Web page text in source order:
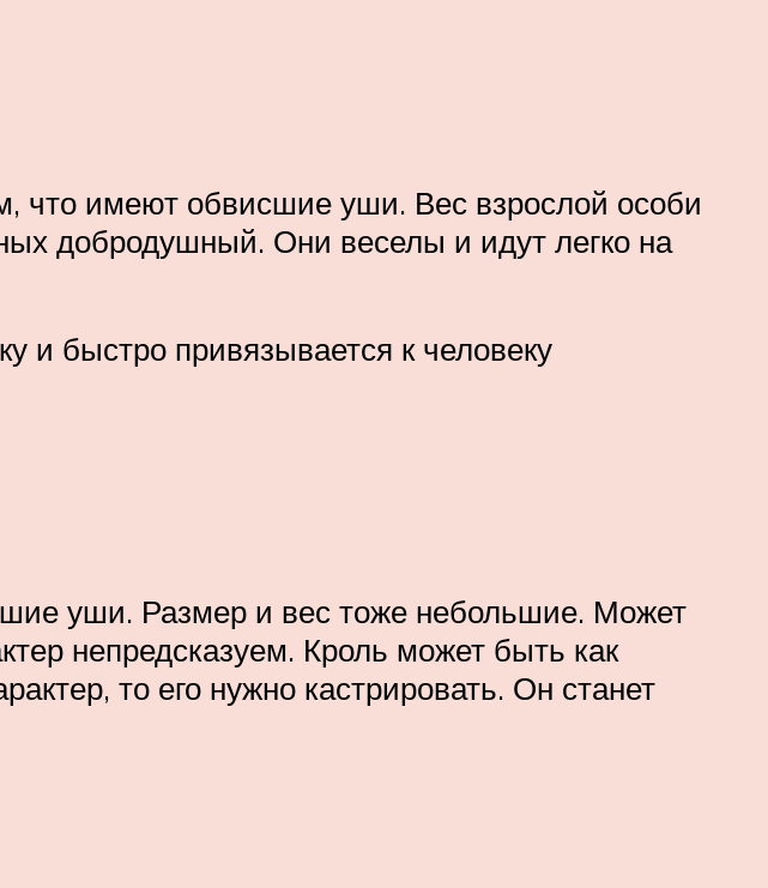
что имеют обвисшие уши. Вес взрослой особи
добродушный. Они веселы и идут легко на
и быстро привязывается к человеку
уши. Размер и вес тоже небольшие. Может
непредсказуем. Кроль может быть как
то его нужно кастрировать. Он станет